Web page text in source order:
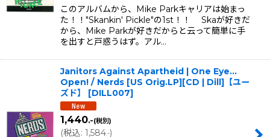
このアルバムから、Mike Parkキャリアは始まっ
た！！"Skankin' Pickle"の1st！！ Skaが好きだ
から、Mike Parkが好きだからと云って簡単に手
を出すと戸惑うはず。アル…
Janitors Against Apartheid | One Eye...
Open! / Nerds [US Orig.LP][CD | Dill]【ユー
ズド】
[DILL007]
1,440.-(税別)
(税込: 1,584.-)